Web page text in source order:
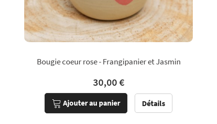
Bougie coeur rose - Frangipanier et Jasmin
30,00 €
Ajouter au panier Détails